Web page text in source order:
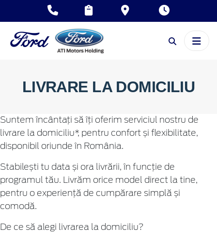
LIVRARE LA DOMICILIU
Suntem încântați să îți oferim serviciul nostru de
livrare la domiciliu*, pentru confort și flexibilitate,
disponibil oriunde în România.
Stabilești tu data și ora livrării, în funcție de
programul tău. Livrăm orice model direct la tine,
pentru o experiență de cumpărare simplă și
comodă.
De ce să alegi livrarea la domiciliu?